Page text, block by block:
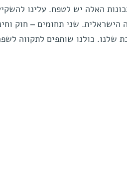
האלה יש לטפח. עלינו
שני תחומים – חוק
כולנו שותפים לתקווה